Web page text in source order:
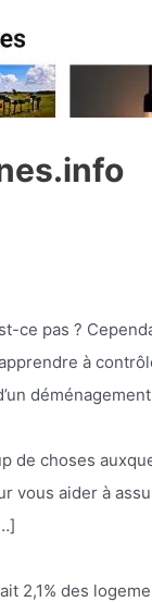
ce pas ?
à
choses
vous aider à
2,1% des